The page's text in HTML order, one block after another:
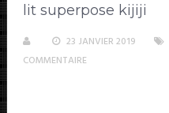
lit superpose kijiji
23 JANVIER 2019
COMMENTAIRE